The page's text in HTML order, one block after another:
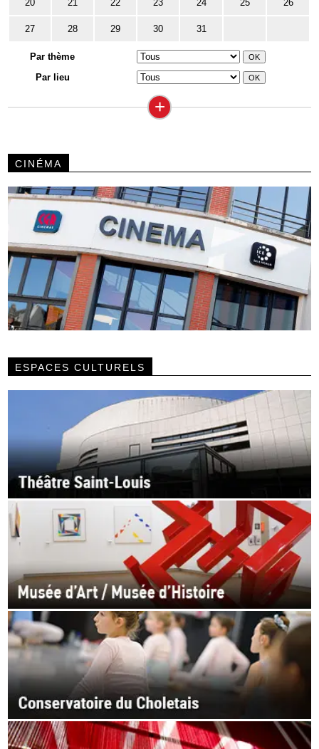
20 21 22 23 24 25 26
27 28 29 30 31
Par thème
Par lieu
+
CINÉMA
ESPACES CULTURELS